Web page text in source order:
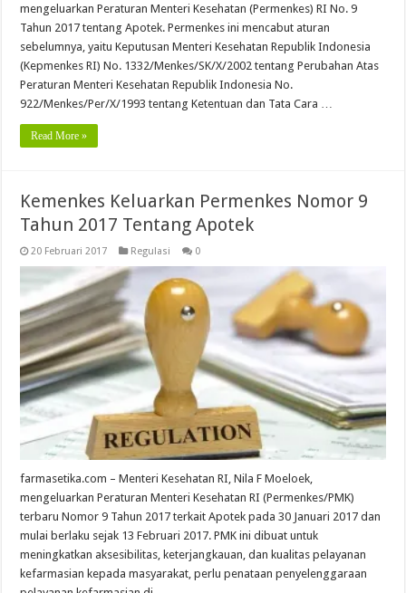
mengeluarkan Peraturan Menteri Kesehatan (Permenkes) RI No. 9
Tahun 2017 tentang Apotek. Permenkes ini mencabut aturan
sebelumnya, yaitu Keputusan Menteri Kesehatan Republik Indonesia
(Kepmenkes RI) No. 1332/Menkes/SK/X/2002 tentang Perubahan Atas
Peraturan Menteri Kesehatan Republik Indonesia No.
922/Menkes/Per/X/1993 tentang Ketentuan dan Tata Cara …
Read More »
Kemenkes Keluarkan Permenkes Nomor 9
Tahun 2017 Tentang Apotek
20 Februari 2017 Regulasi 0
farmasetika.com – Menteri Kesehatan RI, Nila F Moeloek,
mengeluarkan Peraturan Menteri Kesehatan RI (Permenkes/PMK)
terbaru Nomor 9 Tahun 2017 terkait Apotek pada 30 Januari 2017 dan
mulai berlaku sejak 13 Februari 2017. PMK ini dibuat untuk
meningkatkan aksesibilitas, keterjangkauan, dan kualitas pelayanan
kefarmasian kepada masyarakat, perlu penataan penyelenggaraan